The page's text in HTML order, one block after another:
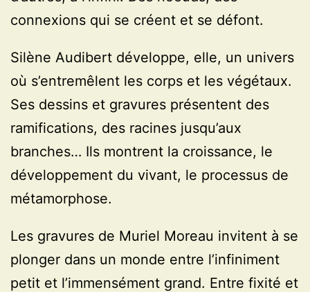
connexions qui se créent et se défont.
Silène Audibert développe, elle, un univers
où s’entremêlent les corps et les végétaux.
Ses dessins et gravures présentent des
ramifications, des racines jusqu’aux
branches… Ils montrent la croissance, le
développement du vivant, le processus de
métamorphose.
Les gravures de Muriel Moreau invitent à se
plonger dans un monde entre l’infiniment
petit et l’immensément grand. Entre fixité et